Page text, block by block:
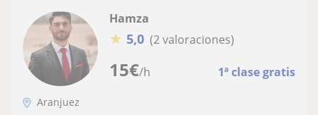
15€/h 1ª clase gratis
Hamza
★ 5,0 (2 valoraciones)
Aranjuez